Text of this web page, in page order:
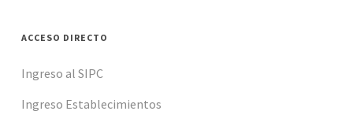
ACCESO DIRECTO
Ingreso al SIPC
Ingreso Establecimientos